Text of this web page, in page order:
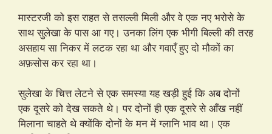
मास्टरजी को इस राहत से तसल्ली मिली और वे एक नए भरोसे के
साथ सुलेखा के पास आ गए। उनका लिंग एक भीगी बिल्ली की तरह
असहाय सा निकर में लटक रहा था और गवाएँ हुए दो मौकों का
अफ़सोस कर रहा था।
सुलेखा के चित्त लेटने से एक समस्या यह खड़ी हुई कि अब दोनों
एक दूसरे को देख सकते थे। पर दोनों ही एक दूसरे से आँख नहीं
मिलाना चाहते थे क्योंकि दोनों के मन में ग्लानि भाव था। एक